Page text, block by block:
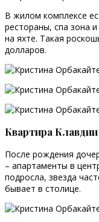
В жилом комплексе
рестораны, спа зона
на яхте. Такая
долларов.
Квартира
После рождения
– апартаменты в
подросла, звезда
бывает в столице.